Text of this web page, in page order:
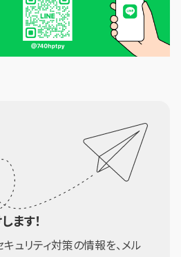
ます！
ュリティ対策の情報を、メル